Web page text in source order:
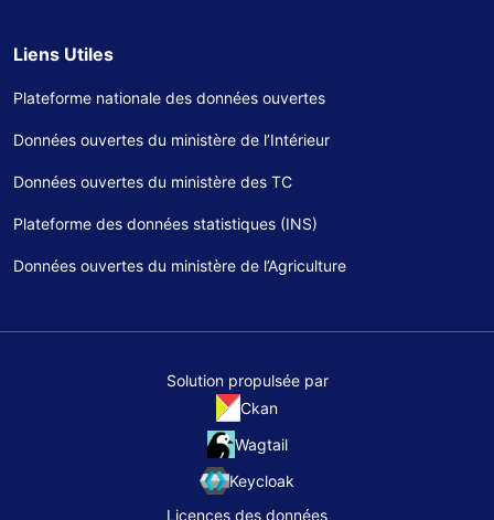
Liens Utiles
Plateforme nationale des données ouvertes
Données ouvertes du ministère de l’Intérieur
Données ouvertes du ministère des TC
Plateforme des données statistiques (INS)
Données ouvertes du ministère de l’Agriculture
Solution propulsée par
Ckan
Wagtail
Keycloak
Licences des données